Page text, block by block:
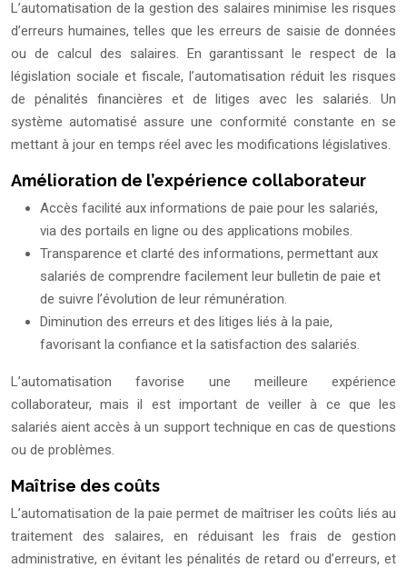
L’automatisation de la gestion des salaires minimise les risques
d’erreurs humaines, telles que les erreurs de saisie de données
ou de calcul des salaires. En garantissant le respect de la
législation sociale et fiscale, l’automatisation réduit les risques
de pénalités financières et de litiges avec les salariés. Un
système automatisé assure une conformité constante en se
mettant à jour en temps réel avec les modifications législatives.
Amélioration de l’expérience collaborateur
Accès facilité aux informations de paie pour les salariés,
via des portails en ligne ou des applications mobiles.
Transparence et clarté des informations, permettant aux
salariés de comprendre facilement leur bulletin de paie et
de suivre l’évolution de leur rémunération.
Diminution des erreurs et des litiges liés à la paie,
favorisant la confiance et la satisfaction des salariés.
L’automatisation favorise une meilleure expérience
collaborateur, mais il est important de veiller à ce que les
salariés aient accès à un support technique en cas de questions
ou de problèmes.
Maîtrise des coûts
L’automatisation de la paie permet de maîtriser les coûts liés au
traitement des salaires, en réduisant les frais de gestion
administrative, en évitant les pénalités de retard ou d’erreurs, et